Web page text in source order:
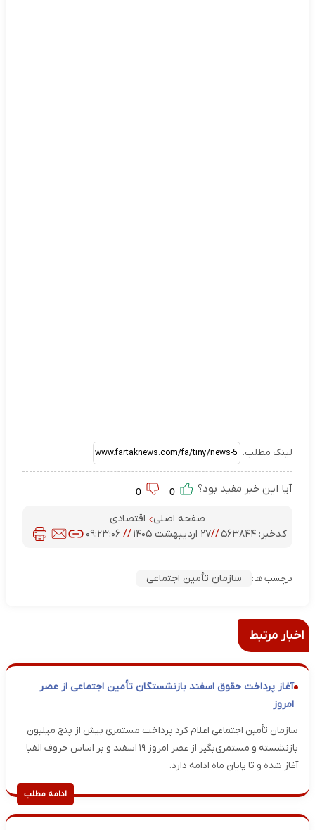
لینک مطلب:
آیا این خبر مفید بود؟
صفحه اصلی
اقتصادی
کدخبر:۵۶۳۸۴۴ //۲۷ اردیبهشت ۱۴۰۵ //۰۹:۲۳:۰۶
برچسب ها: سازمان تأمین اجتماعی
اخبار مرتبط
آغاز پرداخت حقوق اسفند بازنشستگان تأمین اجتماعی از عصر
امروز
سازمان تأمین اجتماعی اعلام کرد پرداخت مستمری بیش از پنج میلیون
بازنشسته و مستمری‌بگیر از عصر امروز ۱۹ اسفند و بر اساس حروف الفبا
آغاز شده و تا پایان ماه ادامه دارد.
ادامه مطلب